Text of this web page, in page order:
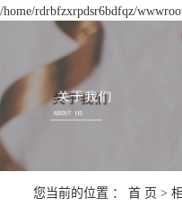
/home/rdrbfzxrpdsr6bdfqz/
您当前的位置 ：首 页 >